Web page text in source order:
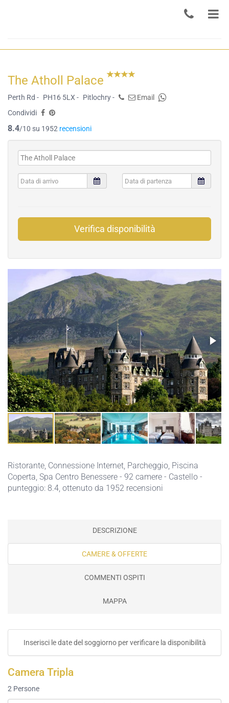
The Atholl Palace
Perth Rd - PH16 5LX - Pitlochry -
Email
Condividi
8.4/10 su 1952 recensioni
Verifica disponibilità
Ristorante, Connessione Internet, Parcheggio, Piscina
Coperta, Spa Centro Benessere - 92 camere - Castello -
punteggio: 8.4, ottenuto da 1952 recensioni
DESCRIZIONE
CAMERE & OFFERTE
COMMENTI OSPITI
MAPPA
Inserisci le date del soggiorno per verificare la disponibilità
Camera Tripla
2 Persone